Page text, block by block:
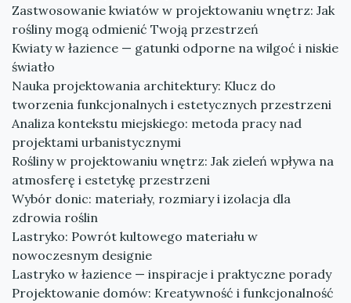
Zastwosowanie kwiatów w projektowaniu wnętrz: Jak
rośliny mogą odmienić Twoją przestrzeń
Kwiaty w łazience — gatunki odporne na wilgoć i niskie
światło
Nauka projektowania architektury: Klucz do
tworzenia funkcjonalnych i estetycznych przestrzeni
Analiza kontekstu miejskiego: metoda pracy nad
projektami urbanistycznymi
Rośliny w projektowaniu wnętrz: Jak zieleń wpływa na
atmosferę i estetykę przestrzeni
Wybór donic: materiały, rozmiary i izolacja dla
zdrowia roślin
Lastryko: Powrót kultowego materiału w
nowoczesnym designie
Lastryko w łazience — inspiracje i praktyczne porady
Projektowanie domów: Kreatywność i funkcjonalność